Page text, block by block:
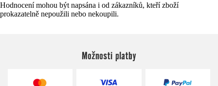
Hodnocení mohou být napsána i od zákazníků, kteří zboží
prokazatelně nepoužili nebo nekoupili.
Možnosti platby